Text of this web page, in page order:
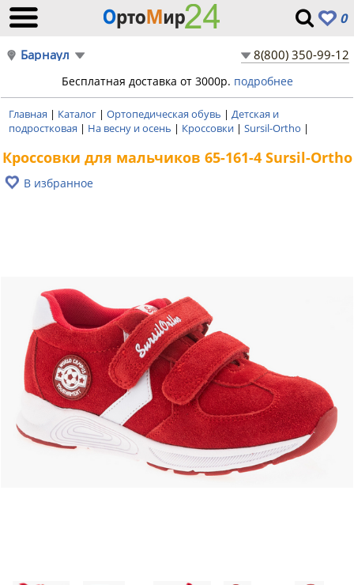
0
Барнаул 8(800) 350-99-12
Бесплатная доставка от 3000р. подробнее
Главная | Каталог | Ортопедическая обувь | Детская и
подростковая | На весну и осень | Кроссовки | Sursil-Ortho |
Кроссовки для мальчиков 65-161-4 Sursil-Ortho
В избранное